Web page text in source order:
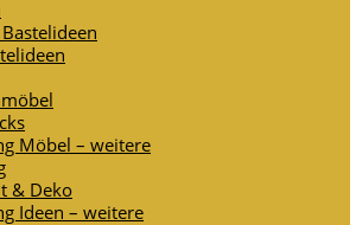
Möbel – weitere
& Deko
Ideen – weitere